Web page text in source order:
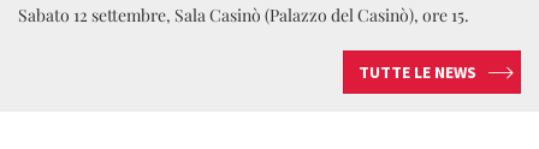
Sabato 12 settembre, Sala Casinò (Palazzo del Casinò), ore 15.
TUTTE LE NEWS